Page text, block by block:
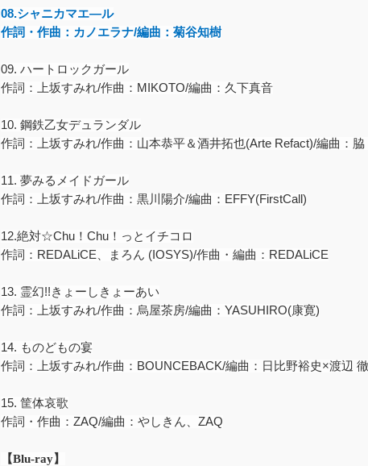
08.シャニカマエ―ル
作詞・作曲：カノエラナ/編曲：菊谷知樹
09. ハートロックガール
作詞：上坂すみれ/作曲： MIKOTO/編曲：久下真音
10. 鋼鉄乙女デュランダル
作詞：上坂すみれ/作曲：山本恭平＆酒井拓也(Arte Refact)/編曲：脇
11. 夢みるメイドガール
作詞：上坂すみれ/作曲：黒川陽介/編曲： EFFY(FirstCall)
12.絶対☆Chu ！ Chu ！っとイチコロ
作詞： REDALiCE 、まろん (IOSYS)/作曲・編曲： REDALiCE
13. 霊幻!!きょーしきょーあい
作詞：上坂すみれ/作曲：烏屋茶房/編曲： YASUHIRO(康寛)
14. ものどもの宴
作詞：上坂すみれ/作曲： BOUNCEBACK/編曲：日比野裕史×渡辺 徹
15. 筐体哀歌
作詞・作曲： ZAQ/編曲：やしきん、 ZAQ
【Blu-ray】